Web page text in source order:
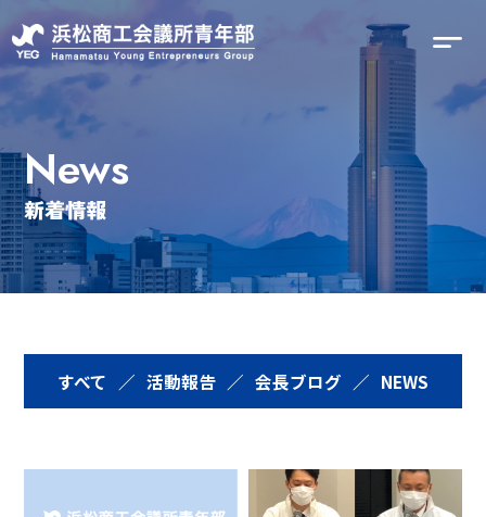
News
新着情報
すべて ／ 活動報告 ／ 会長ブログ ／ NEWS